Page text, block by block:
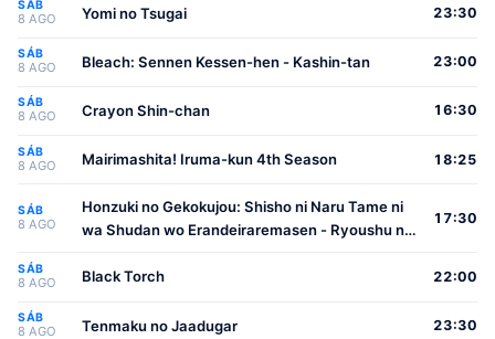
SÁB
8 AGO Yomi no Tsugai 23:30
SÁB
8 AGO Bleach: Sennen Kessen-hen - Kashin-tan 23:00
SÁB
8 AGO Crayon Shin-chan 16:30
SÁB
8 AGO Mairimashita! Iruma-kun 4th Season 18:25
SÁB
8 AGO
Honzuki no Gekokujou: Shisho ni Naru Tame ni
wa Shudan wo Erandeiraremasen - Ryoushu no
17:30
SÁB
8 AGO Black Torch 22:00
SÁB
8 AGO Tenmaku no Jaadugar 23:30